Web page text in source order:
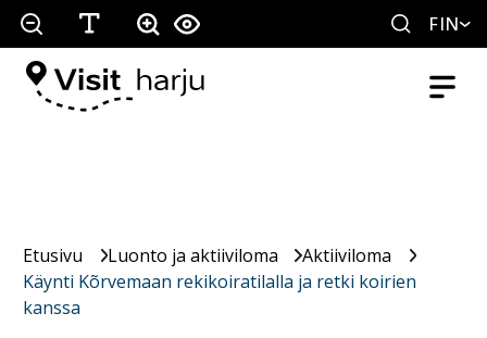
FIN
Etusivu Luonto ja aktiiviloma
Aktiiviloma
Käynti Kõrvemaan rekikoiratilalla ja retki koirien
kanssa